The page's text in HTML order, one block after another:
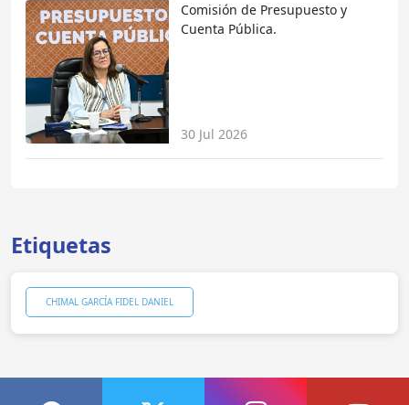
Comisión de Presupuesto y
Cuenta Pública.
30 Jul 2026
Etiquetas
CHIMAL GARCÍA FIDEL DANIEL